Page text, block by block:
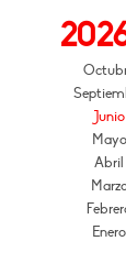
Junio
Mayo
Abril
Enero